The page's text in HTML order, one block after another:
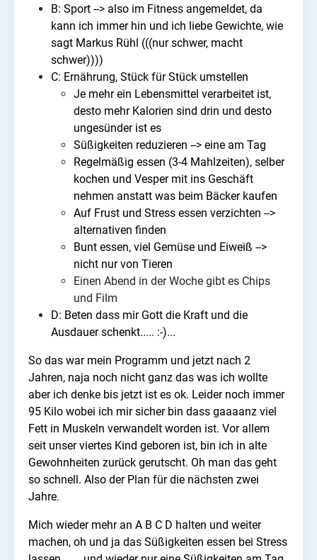
B: Sport --> also im Fitness angemeldet, da
kann ich immer hin und ich liebe Gewichte, wie
sagt Markus Rühl (((nur schwer, macht
schwer))))
C: Ernährung, Stück für Stück umstellen
Je mehr ein Lebensmittel verarbeitet ist,
desto mehr Kalorien sind drin und desto
ungesünder ist es
Süßigkeiten reduzieren --> eine am Tag
Regelmäßig essen (3-4 Mahlzeiten), selber
kochen und Vesper mit ins Geschäft
nehmen anstatt was beim Bäcker kaufen
Auf Frust und Stress essen verzichten -->
alternativen finden
Bunt essen, viel Gemüse und Eiweiß -->
nicht nur von Tieren
Einen Abend in der Woche gibt es Chips
und Film
D: Beten dass mir Gott die Kraft und die
Ausdauer schenkt..... :-)...
So das war mein Programm und jetzt nach 2
Jahren, naja noch nicht ganz das was ich wollte
aber ich denke bis jetzt ist es ok. Leider noch immer
95 Kilo wobei ich mir sicher bin dass gaaaanz viel
Fett in Muskeln verwandelt worden ist. Vor allem
seit unser viertes Kind geboren ist, bin ich in alte
Gewohnheiten zurück gerutscht. Oh man das geht
so schnell. Also der Plan für die nächsten zwei
Jahre.
Mich wieder mehr an A B C D halten und weiter
machen, oh und ja das Süßigkeiten essen bei Stress